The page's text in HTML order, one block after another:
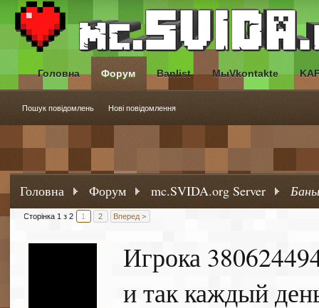
Головна Форум mc.SVIDA.org Server
Сторінка 1 з 2 1 2 Вперед >
Игрока
и так каждый
Головна Форум
Пошук повідомлень Нові повідомлення
Banlist МыVkontakte